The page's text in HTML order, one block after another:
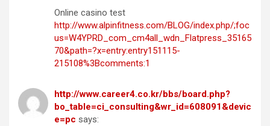
Online casino test
http://www.alpinfitness.com/BLOG/index.php/;foc
us=W4YPRD_com_cm4all_wdn_Flatpress_35165
70&path=?x=entry:entry151115-
215108%3Bcomments:1
http://www.career4.co.kr/bbs/board.php?
bo_table=ci_consulting&wr_id=608091&devic
e=pc says: